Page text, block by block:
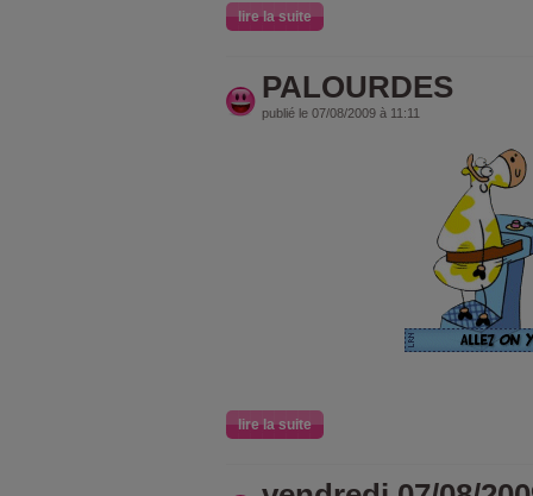
lire la suite
PALOURDES
publié le 07/08/2009 à 11:11
lire la suite